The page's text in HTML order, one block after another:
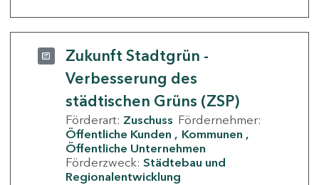
Zukunft Stadtgrün -
Verbesserung des
städtischen Grüns (ZSP)
Förderart: Zuschuss Fördernehmer:
Öffentliche Kunden
Kommunen
Öffentliche Unternehmen
Förderzweck: Städtebau und
Regionalentwicklung